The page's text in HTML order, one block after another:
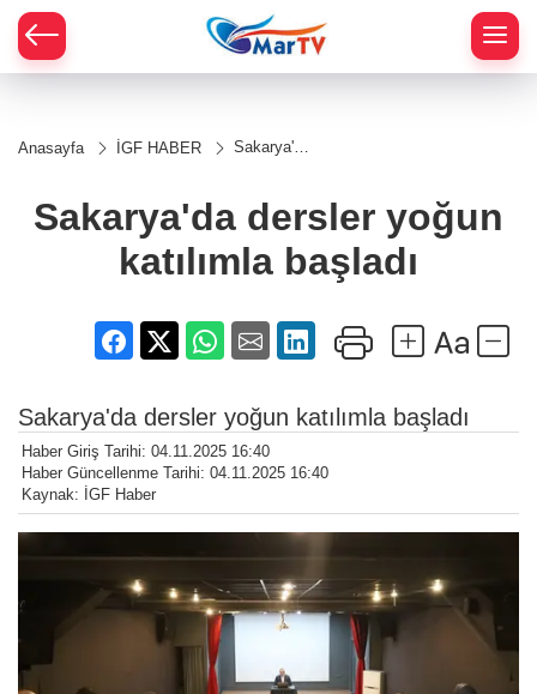
Anasayfa İGF HABER
Sakarya'da
katılımla
başladı
Sakarya'da dersler yoğun
katılımla başladı
Sakarya'da dersler yoğun katılımla başladı
Haber Giriş Tarihi: 04.11.2025 16:40
Haber Güncellenme Tarihi: 04.11.2025 16:40
Kaynak: İGF Haber